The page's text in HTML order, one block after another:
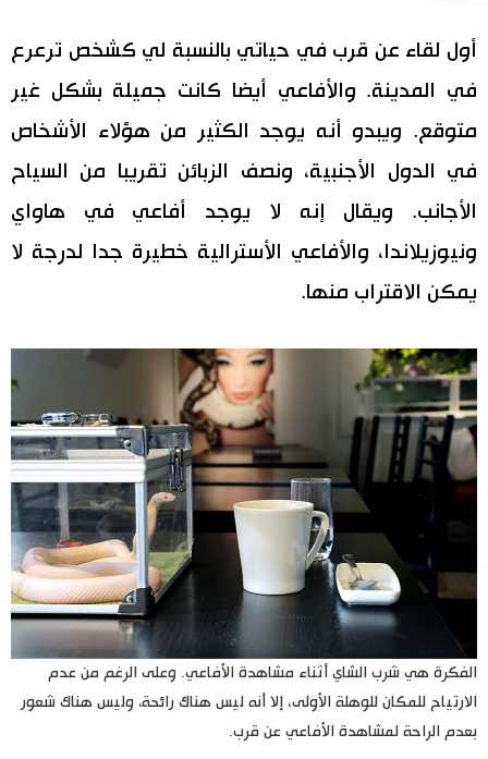
اقتصاد
مجتمع
ثقافة
طوكيو
إعلان
المطبخ الياباني
أول لقاء عن قرب في حياتي بالنسبة لي كشخص ترعرع
في المدينة. والأفاعي أيضا كانت جميلة بشكل غير
متوقع. ويبدو أنه يوجد الكثير من هؤلاء الأشخاص
في الدول الأجنبية، ونصف الزبائن تقريبا من السياح
الأجانب. ويقال إنه لا يوجد أفاعي في هاواي
ونيوزيلاندا، والأفاعي الأسترالية خطيرة جدا لدرجة لا
يمكن الاقتراب منها.
الفكرة هي شرب الشاي أثناء مشاهدة الأفاعي. وعلى الرغم من عدم
الارتياح للمكان للوهلة الأولى، إلا أنه ليس هناك رائحة، وليس هناك شعور
بعدم الراحة لمشاهدة الأفاعي عن قرب.